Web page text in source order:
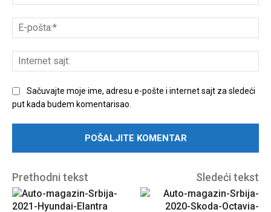
Sačuvajte moje ime, adresu e-pošte i internet sajt za sledeći
put kada budem komentarisao.
Prethodni tekst Sledeći tekst